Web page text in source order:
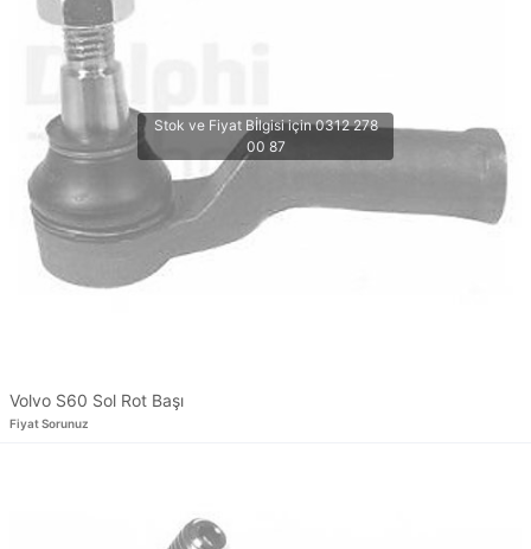
Volvo S60 Sol Rot Başı
Fiyat Sorunuz